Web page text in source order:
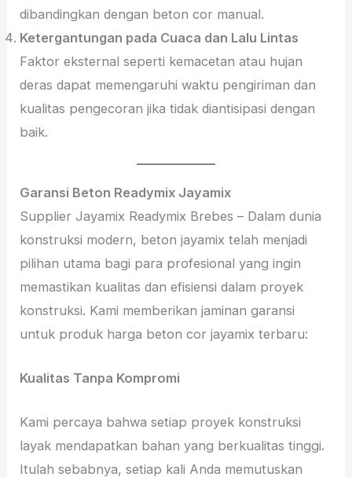
dibandingkan dengan beton cor manual.
Ketergantungan pada Cuaca dan Lalu Lintas
Faktor eksternal seperti kemacetan atau hujan
deras dapat memengaruhi waktu pengiriman dan
kualitas pengecoran jika tidak diantisipasi dengan
baik.
Garansi Beton Readymix Jayamix
Supplier Jayamix Readymix Brebes – Dalam dunia
konstruksi modern, beton jayamix telah menjadi
pilihan utama bagi para profesional yang ingin
memastikan kualitas dan efisiensi dalam proyek
konstruksi. Kami memberikan jaminan garansi
untuk produk harga beton cor jayamix terbaru:
Kualitas Tanpa Kompromi
Kami percaya bahwa setiap proyek konstruksi
layak mendapatkan bahan yang berkualitas tinggi.
Itulah sebabnya, setiap kali Anda memutuskan